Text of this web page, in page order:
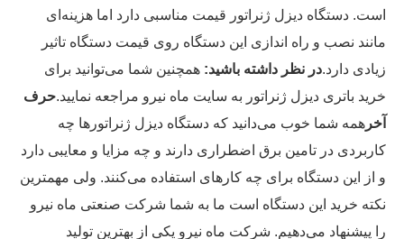
است. دستگاه دیزل ژنراتور قیمت مناسبی دارد اما هزینه‌ای
مانند نصب و راه اندازی این دستگاه روی قیمت دستگاه تاثیر
زیادی دارد.در نظر داشته باشید: همچنین شما می‌توانید برای
خرید باتری دیزل ژنراتور به سایت ماه نیرو مراجعه نمایید.حرف
آخر همه شما خوب می‌دانید که دستگاه دیزل ژنراتورها چه
کاربردی در تامین برق اضطراری دارند و چه مزایا و معایبی دارد
و از این دستگاه برای چه کارهای استفاده می‌کنند. ولی مهمترین
نکته خرید این دستگاه است ما به شما شرکت صنعتی ماه نیرو
را پیشنهاد می‌دهیم. شرکت ماه نیرو یکی از بهترین تولید